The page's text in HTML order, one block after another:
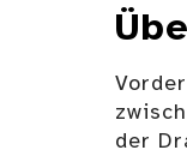
der